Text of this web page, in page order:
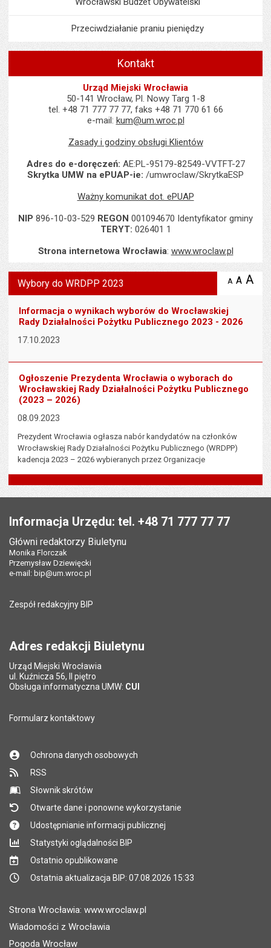
Przeciwdziałanie praniu pieniędzy
Kontakt
Urząd Miejski Wrocławia
50-141 Wrocław, Pl. Nowy Targ 1-8
tel. +48 71 777 77 77, faks +48 71 770 61 66
e-mail: kum@um.wroc.pl
Zasady i godziny obsługi Klientów
Adres do e-doręczeń: AE:PL-95179-82549-VVTFT-27
Skrytka UMW na ePUAP-ie: /umwroclaw/SkrytkaESP
Ważny komunikat dot. ePUAP
NIP 896-10-03-529 REGON 001094670 Identyfikator gminy
TERYT: 026401 1
Strona internetowa Wrocławia: www.wroclaw.pl
Wybory do WRDPP 2023 A zmniejsz
A A
Informacja o wynikach wyborów do Wrocławskiej
Rady Działalności Pożytku Publicznego 2023 - 2026
17.10.2023
Ogłoszenie Prezydenta Wrocławia o wyborach do
Wrocławskiej Rady Działalności Pożytku Publicznego
(2023 – 2026)
08.09.2023
Prezydent Wrocławia ogłasza nabór kandydatów na członków
Wrocławskiej Rady Działalności Pożytku Publicznego (WRDPP)
kadencja 2023 – 2026 wybieranych przez Organizacje
Informacja Urzędu: tel. +48 71 777 77 77
Główni redaktorzy Biuletynu
Monika Florczak
Przemysław Dziewięcki
e-mail: bip@um.wroc.pl
Zespół redakcyjny BIP
Adres redakcji Biuletynu
Urząd Miejski Wrocławia
ul. Kuźnicza 56, II piętro
Obsługa informatyczna UMW: CUI
Formularz kontaktowy
Ochrona danych osobowych
RSS
Słownik skrótów
Otwarte dane i ponowne wykorzystanie
Udostępnianie informacji publicznej
Statystyki oglądalności BIP
Ostatnio opublikowane
Ostatnia aktualizacja BIP: 07.08.2026 15:33
Strona Wrocławia: www.wroclaw.pl
Wiadomości z Wrocławia
Pogoda Wrocław